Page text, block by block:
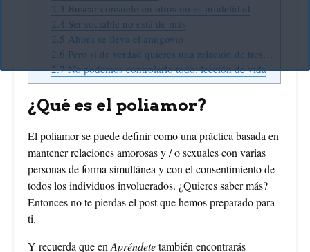
2.3 Buscar consuelo en otros no es infidelidad
2.4 Ser sociable no está de más
2.5 Ahora se lleva el amigovio
2.6 Pero si de verdad quieres una relación de tres…
2.7No podemos controlarlo todo: lección de vida
¿Qué es el poliamor?
El poliamor se puede definir como una práctica basada en
mantener relaciones amorosas y / o sexuales con varias
personas de forma simultánea y con el consentimiento de
todos los individuos involucrados. ¿Quieres saber más?
Entonces no te pierdas el post que hemos preparado para
ti.
Y recuerda que en Apréndetetambién encontrarás